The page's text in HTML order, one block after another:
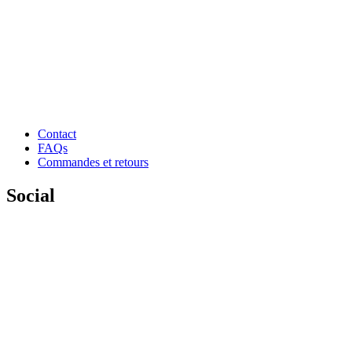
Contact
FAQs
Commandes et retours
Social